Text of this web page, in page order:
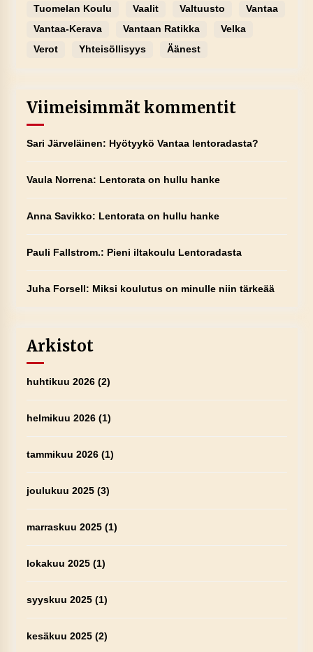
Tuomelan Koulu
Vaalit Valtuusto
Vantaa
Vantaa-Kerava
Vantaan Ratikka
Velka
Verot
Yhteisöllisyys Äänest
Viimeisimmät kommentit
Sari Järveläinen: Hyötyykö Vantaa lentoradasta?
Vaula Norrena: Lentorata on hullu hanke
Anna Savikko: Lentorata on hullu hanke
Pauli Fallstrom.: Pieni iltakoulu Lentoradasta
Juha Forsell: Miksi koulutus on minulle niin tärkeää
Arkistot
huhtikuu 2026(2)
helmikuu 2026(1)
tammikuu 2026(1)
joulukuu 2025(3)
marraskuu 2025(1)
lokakuu 2025(1)
syyskuu 2025(1)
kesäkuu 2025(2)